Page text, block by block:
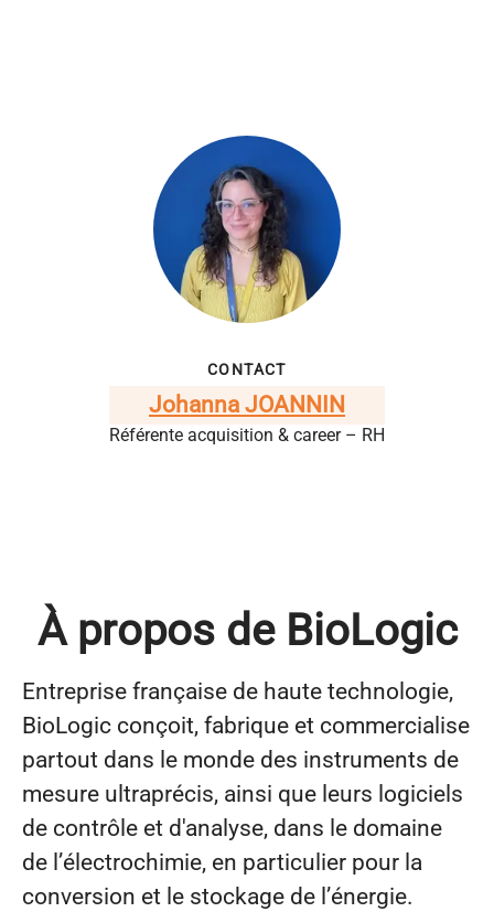
CONTACT
Johanna JOANNIN
Référente acquisition & career – RH
À propos de BioLogic
Entreprise française de haute technologie,
BioLogic conçoit, fabrique et commercialise
partout dans le monde des instruments de
mesure ultraprécis, ainsi que leurs logiciels
de contrôle et d'analyse, dans le domaine
de l’électrochimie, en particulier pour la
conversion et le stockage de l’énergie.